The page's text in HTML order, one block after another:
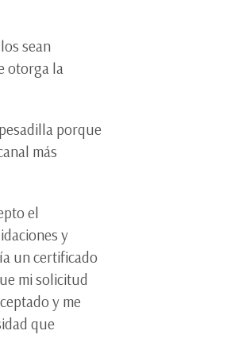
sean
otorga la
porque
más
el
y
un certificado
mi solicitud
y me
que